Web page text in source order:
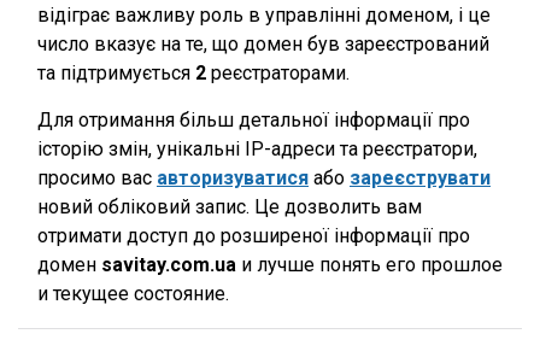
відіграє важливу роль в управлінні доменом, і це
число вказує на те, що домен був зареєстрований
та підтримується 2 реєстраторами.
Для отримання більш детальної інформації про
історію змін, унікальні IP-адреси та реєстратори,
просимо вас авторизуватися або зареєструвати
новий обліковий запис. Це дозволить вам
отримати доступ до розширеної інформації про
домен savitay.com.ua и лучше понять его прошлое
и текущее состояние.